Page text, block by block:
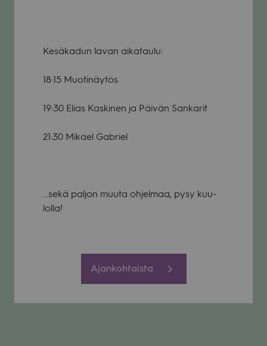
Kesä­ka­dun lavan aika­taulu:
18:15 Muo­ti­näy­tös
19:30 Elias Kas­ki­nen ja Päi­vän San­ka­rit
21:30 Mikael Gabriel
…sekä pal­jon muuta ohjel­maa, pysy kuu­
lolla!
Ajankohtaista